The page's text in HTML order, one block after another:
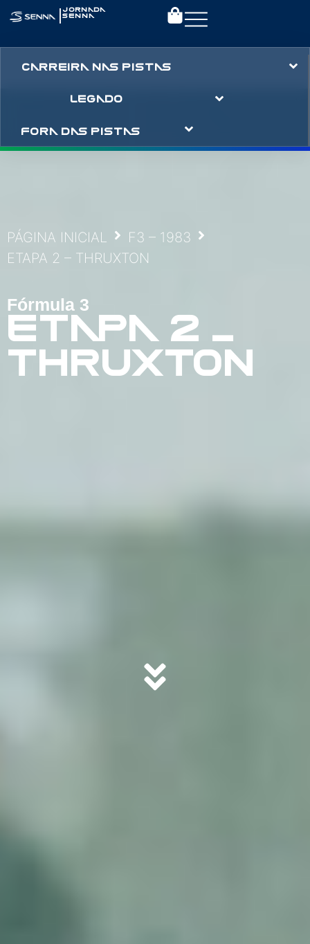
| JORNADA
SENNA
CARREIRA NAS PISTAS
LEGADO
FORA DAS PISTAS
PÁGINA INICIAL
F3 – 1983
ETAPA 2 – THRUXTON
Fórmula 3
ETAPA 2 –
THRUXTON